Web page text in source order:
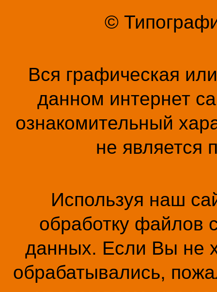
©
Вся графическая
данном интернет
ознакомительный
не является
Используя наш
обработку файлов
данных. Если Вы не
обрабатывались,